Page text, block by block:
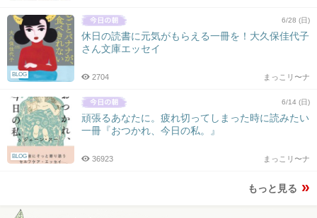
BLOG
6/28 (日)
休日の読書に元気がもらえる一冊を！大久保佳代子
さん文庫エッセイ
まっこリ〜ナ
2704
BLOG
6/14 (日)
頑張るあなたに。疲れ切ってしまった時に読みたい
一冊『おつかれ、今日の私。』
まっこリ〜ナ
36923
もっと見る